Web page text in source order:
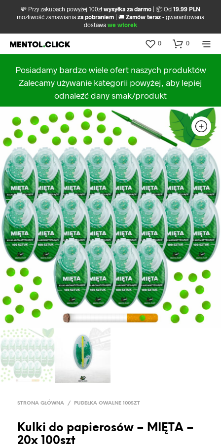
💸 Przy zakupach powyżej 100zł wysyłka za darmo | 📦 Od 19.99 PLN
możliwość zamawiania za pobraniem | 🚚 Zamów teraz - gwarantowana
dostawa we wtorek
0 0
Posiadamy bardzo wiele ofert naszych produktów
Zalecamy używanie kategorii powyżej, aby lepiej
odnaleźć dany smak/produkt
STRONA GŁÓWNA / PUDEŁKA OWALNE 100SZT
Kulki do papierosów – MIĘTA –
20x 100szt